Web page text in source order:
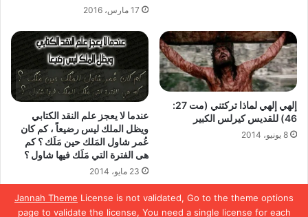
Jannah Theme License is not validated, Go to the theme options
page to validate the license, You need a single license for each
17 مارس، 2016
إلهي إلهي لماذا تركتني (مت 27:
46) للقديس كيرلس الكبير
8 يونيو، 2014
عندما لا يعجز علم النقد الكتابي
ويظل الملك ليس رضيعاً ، كم كان
عُمر شاول المَلك حين مَلَك ؟ كم
هى الفترة التي مَلَك فيها شاول ؟
23 مايو، 2014